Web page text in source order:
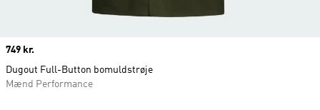
Price
749 kr.
Dugout Full-Button bomuldstrøje
Mænd Performance